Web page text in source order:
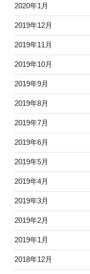
2020年1月
2019年12月
2019年11月
2019年10月
2019年9月
2019年8月
2019年7月
2019年6月
2019年5月
2019年4月
2019年3月
2019年2月
2019年1月
2018年12月